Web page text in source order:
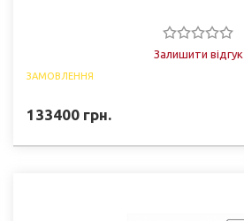
Залишити відгук
ЗАМОВЛЕННЯ
133400 грн.